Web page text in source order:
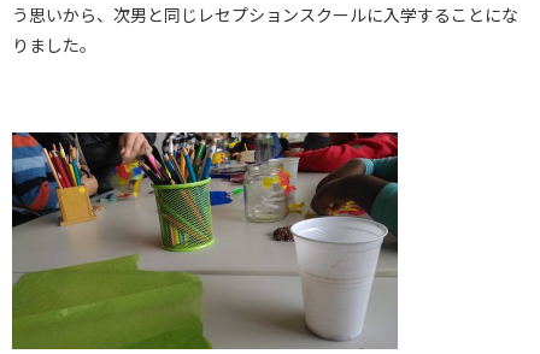
う思いから、次男と同じレセプションスクールに入学することにな
りました。